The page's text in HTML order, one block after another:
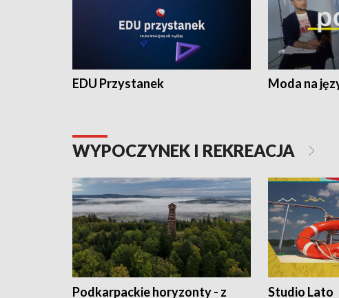
EDU Przystanek Moda na
WYPOCZYNEK I REKREACJA
Podkarpackie horyzonty - z Studio Lato